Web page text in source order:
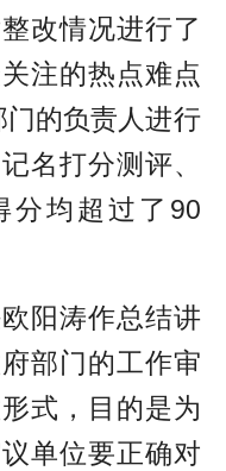
改情况进行了
注的热点难点
的负责人进行
名打分测评、
分均超过了90
阳涛作总结讲
部门的工作审
式，目的是为
单位要正确对